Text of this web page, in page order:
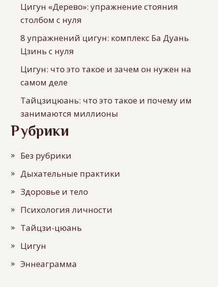
Цигун «Дерево»: упражнение стояния
столбом с нуля
8 упражнений цигун: комплекс Ба Дуань
Цзинь с нуля
Цигун: что это такое и зачем он нужен на
самом деле
Тайцзицюань: что это такое и почему им
занимаются миллионы
Рубрики
Без рубрики
Дыхательные практики
Здоровье и тело
Психология личности
Тайцзи-цюань
Цигун
Эннеаграмма